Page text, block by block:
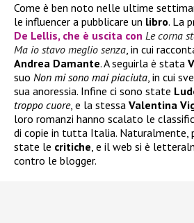
Come è ben noto nelle ultime
le influencer a pubblicare un libro. La
De Lellis, che è uscita con Le corna
Ma io stavo meglio senza, in cui
Andrea Damante. A seguirla è stata
suo Non mi sono mai piaciuta, in cui
sua anoressia. Infine ci sono state
troppo cuore, e la stessa Valentina
loro romanzi hanno scalato le
di copie in tutta Italia. Naturalmente,
state le critiche, e il web si è
contro le blogger.